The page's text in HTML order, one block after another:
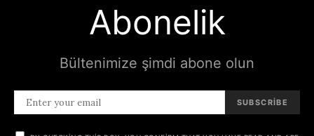
Abonelik
Bültenimize şimdi abone olun
SUBSCRIBE